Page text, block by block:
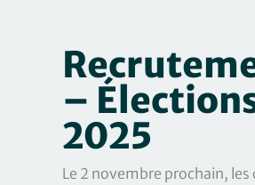
–
2025
Le 2 novembre prochain,